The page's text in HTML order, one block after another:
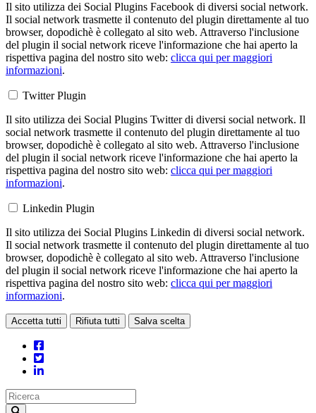
Il sito utilizza dei Social Plugins Facebook di diversi social network.
Il social network trasmette il contenuto del plugin direttamente al tuo
browser, dopodichè è collegato al sito web. Attraverso l'inclusione
del plugin il social network riceve l'informazione che hai aperto la
rispettiva pagina del nostro sito web: clicca qui per maggiori
informazioni.
Twitter Plugin
Il sito utilizza dei Social Plugins Twitter di diversi social network. Il
social network trasmette il contenuto del plugin direttamente al tuo
browser, dopodichè è collegato al sito web. Attraverso l'inclusione
del plugin il social network riceve l'informazione che hai aperto la
rispettiva pagina del nostro sito web: clicca qui per maggiori
informazioni.
Linkedin Plugin
Il sito utilizza dei Social Plugins Linkedin di diversi social network.
Il social network trasmette il contenuto del plugin direttamente al tuo
browser, dopodichè è collegato al sito web. Attraverso l'inclusione
del plugin il social network riceve l'informazione che hai aperto la
rispettiva pagina del nostro sito web: clicca qui per maggiori
informazioni.
Accetta tutti Rifiuta tutti Salva scelta